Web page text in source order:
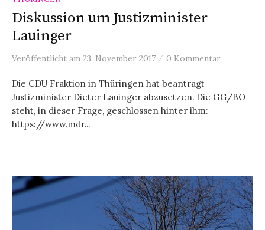
Diskussion um Justizminister
Lauinger
Veröffentlicht am 23. November 2017 / 0 Kommentar
Die CDU Fraktion in Thüringen hat beantragt
Justizminister Dieter Lauinger abzusetzen. Die GG/BO
steht, in dieser Frage, geschlossen hinter ihm:
https://www.mdr...